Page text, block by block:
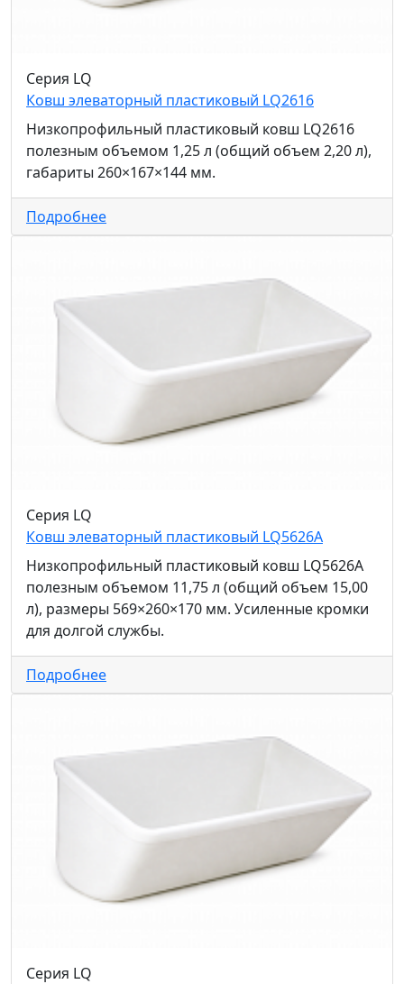
Серия LQ
Ковш элеваторный пластиковый LQ2616
Низкопрофильный пластиковый ковш LQ2616
полезным объемом 1,25 л (общий объем 2,20 л),
габариты 260×167×144 мм.
Подробнее
Серия LQ
Ковш элеваторный пластиковый LQ5626A
Низкопрофильный пластиковый ковш LQ5626A
полезным объемом 11,75 л (общий объем 15,00
л), размеры 569×260×170 мм. Усиленные кромки
для долгой службы.
Подробнее
Серия LQ